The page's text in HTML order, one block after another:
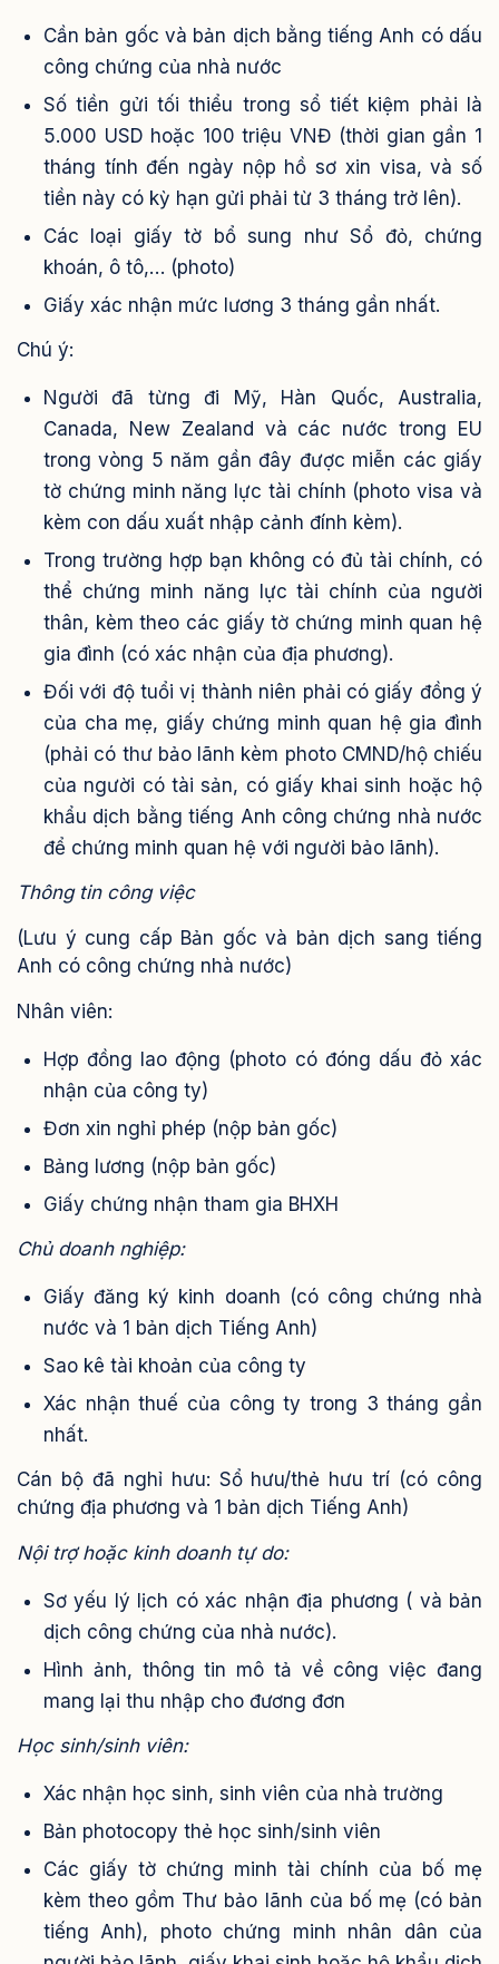
Cần bản gốc và bản dịch bằng tiếng Anh có dấu
công chứng của nhà nước
Số tiền gửi tối thiểu trong sổ tiết kiệm phải là
5.000 USD hoặc 100 triệu VNĐ (thời gian gần 1
tháng tính đến ngày nộp hồ sơ xin visa, và số
tiền này có kỳ hạn gửi phải từ 3 tháng trở lên).
Các loại giấy tờ bổ sung như Sổ đỏ, chứng
khoán, ô tô,… (photo)
Giấy xác nhận mức lương 3 tháng gần nhất.
Chú ý:
Người đã từng đi Mỹ, Hàn Quốc, Australia,
Canada, New Zealand và các nước trong EU
trong vòng 5 năm gần đây được miễn các giấy
tờ chứng minh năng lực tài chính (photo visa và
kèm con dấu xuất nhập cảnh đính kèm).
Trong trường hợp bạn không có đủ tài chính, có
thể chứng minh năng lực tài chính của người
thân, kèm theo các giấy tờ chứng minh quan hệ
gia đình (có xác nhận của địa phương).
Đối với độ tuổi vị thành niên phải có giấy đồng ý
của cha mẹ, giấy chứng minh quan hệ gia đình
(phải có thư bảo lãnh kèm photo CMND/hộ chiếu
của người có tài sản, có giấy khai sinh hoặc hộ
khẩu dịch bằng tiếng Anh công chứng nhà nước
để chứng minh quan hệ với người bảo lãnh).
Thông tin công việc
(Lưu ý cung cấp Bản gốc và bản dịch sang tiếng
Anh có công chứng nhà nước)
Nhân viên:
Hợp đồng lao động (photo có đóng dấu đỏ xác
nhận của công ty)
Đơn xin nghỉ phép (nộp bản gốc)
Bảng lương (nộp bản gốc)
Giấy chứng nhận tham gia BHXH
Chủ doanh nghiệp:
Giấy đăng ký kinh doanh (có công chứng nhà
nước và 1 bản dịch Tiếng Anh)
Sao kê tài khoản của công ty
Xác nhận thuế của công ty trong 3 tháng gần
nhất.
Cán bộ đã nghỉ hưu: Sổ hưu/thẻ hưu trí (có công
chứng địa phương và 1 bản dịch Tiếng Anh)
Nội trợ hoặc kinh doanh tự do:
Sơ yếu lý lịch có xác nhận địa phương ( và bản
dịch công chứng của nhà nước).
Hình ảnh, thông tin mô tả về công việc đang
mang lại thu nhập cho đương đơn
Học sinh/sinh viên:
Xác nhận học sinh, sinh viên của nhà trường
Bản photocopy thẻ học sinh/sinh viên
Các giấy tờ chứng minh tài chính của bố mẹ
kèm theo gồm Thư bảo lãnh của bố mẹ (có bản
tiếng Anh), photo chứng minh nhân dân của